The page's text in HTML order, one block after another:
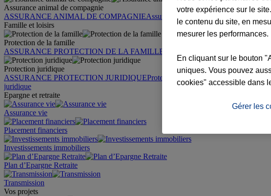
Assurance animal de compagnie
ASSURANCE ANIMAL DE COMPAGNIEAssurance chien Assurance chat
Famille et loisirs
Protection de la famille
ASSURANCE PROTECTION DE LA FAMILLE
Protection juridique
ASSURANCE PROTECTION JURIDIQUEProtection juridique particuliers
juridique
Epargne et retraite
Assurance vie
Placement financiers
Investissements immobiliers
Plan d’Epargne Retraite
Transmission
Vos projets
votre expérience sur le
le contenu du site, en
mesurer les performances.
En cliquant sur le bouton
uniques. Vous pouvez
cookies" accessible dans
Gérer les